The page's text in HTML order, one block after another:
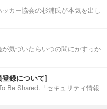
カー協会の杉浦氏が本気を出し
気づいたらいつの間にかすっか
録について]
Be Shared.「セキュリティ情報